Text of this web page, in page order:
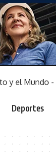
Deportes